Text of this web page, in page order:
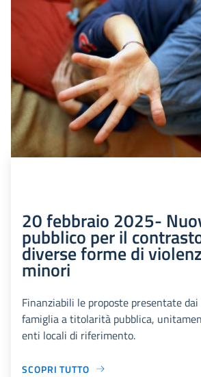
20 febbraio 2025-
pubblico per il
diverse forme di
minori
Finanziabili le proposte presentate
famiglia a titolarità pubblica,
enti locali di riferimento.
SCOPRI TUTTO